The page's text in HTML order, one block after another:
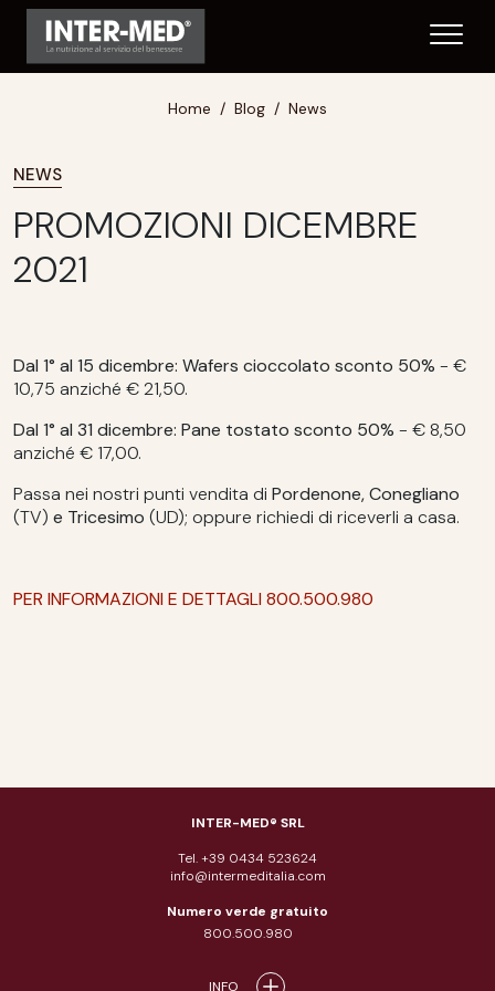
Home Blog News
NEWS
PROMOZIONI DICEMBRE
2021
Dal 1° al 15 dicembre: Wafers cioccolato sconto 50% - €
10,75 anziché € 21,50.
Dal 1° al 31 dicembre: Pane tostato sconto 50% - € 8,50
anziché € 17,00.
Passa nei nostri punti vendita di Pordenone, Conegliano
(TV) e Tricesimo (UD); oppure richiedi di riceverli a casa.
PER INFORMAZIONI E DETTAGLI 800.500.980
INTER-MED® SRL
Tel. +39 0434 523624
info@intermeditalia.com
Numero verde gratuito
800.500.980
INFO